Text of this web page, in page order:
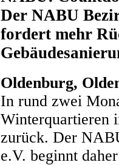
Der NABU
fordert mehr
Oldenburg,
In rund zwei
Winterquartieren
zurück. Der
e.V. beginnt